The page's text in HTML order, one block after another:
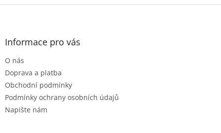
Z
Informace pro vás
O nás
Doprava a platba
Obchodní podmínky
Podmínky ochrany osobních údajů
Napište nám